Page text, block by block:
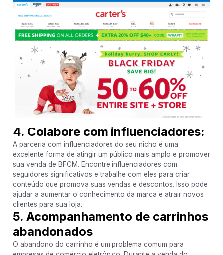
4. Colabore com influenciadores:
A parceria com influenciadores do seu nicho é uma
excelente forma de atingir um público mais amplo e promover
sua venda de BFCM. Encontre influenciadores com
seguidores significativos e trabalhe com eles para criar
conteúdo que promova suas vendas e descontos. Isso pode
ajudar a aumentar o conhecimento da marca e atrair novos
clientes para sua loja.
5. Acompanhamento de carrinhos
abandonados
O abandono do carrinho é um problema comum para